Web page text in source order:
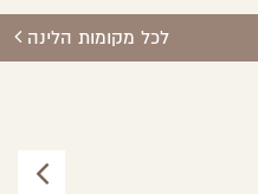
לכל מקומות הלינה